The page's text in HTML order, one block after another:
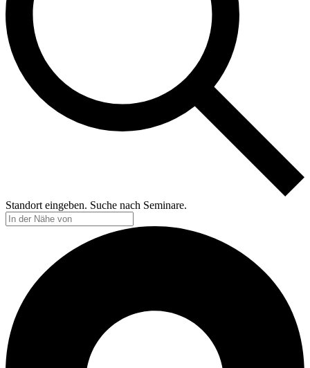
Standort eingeben. Suche nach Seminare.